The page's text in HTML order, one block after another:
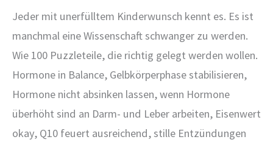
Jeder mit unerfülltem Kinderwunsch kennt es. Es ist
manchmal eine Wissenschaft schwanger zu werden.
Wie 100 Puzzleteile, die richtig gelegt werden wollen.
Hormone in Balance, Gelbkörperphase stabilisieren,
Hormone nicht absinken lassen, wenn Hormone
überhöht sind an Darm- und Leber arbeiten, Eisenwert
okay, Q10 feuert ausreichend, stille Entzündungen